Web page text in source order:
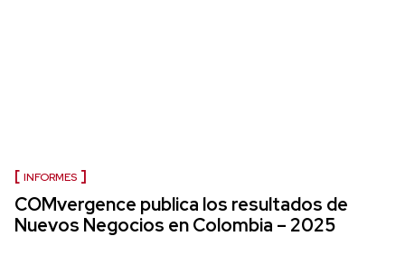
INFORMES
COMvergence publica los resultados de
Nuevos Negocios en Colombia – 2025